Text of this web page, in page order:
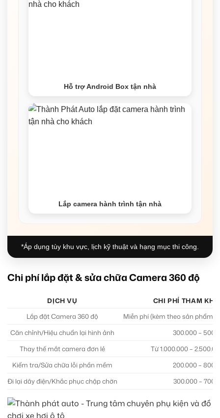
Hỗ trợ Android Box tận nhà
Lắp camera hành trình tận nhà
*Áp dụng tùy khu vực, lịch kỹ thuật và hạng mục thi công.
Chi phí lắp đặt & sửa chữa Camera 360 độ
DỊCH VỤ
CHI PHÍ THAM
Lắp đặt Camera 360 độ
Miễn phí (kèm theo sản phẩm
Căn chỉnh/Hiệu chuẩn lại hình ảnh
300.000 –
Thay thế mắt camera đơn lẻ
Từ 1.000.000 –
Kiểm tra/Sửa chữa lỗi phần mềm
200.000 –
Đi lại dây điện/Khắc phục chập chờn
300.000 –